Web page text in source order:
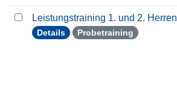
Leistungstraining 1. und 2. Herren
Details Probetraining